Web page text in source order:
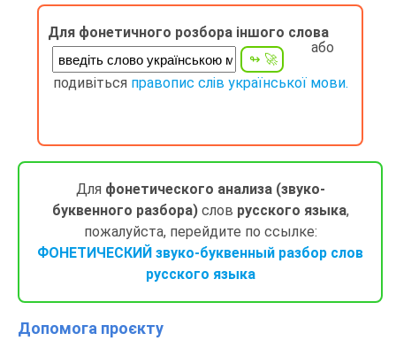
Для фонетичного розбора іншого слова
або
подивіться правопис слів української мови.
Для фонетического анализа (звуко-
буквенного разбора)слов русского языка,
пожалуйста, перейдите по ссылке:
ФОНЕТИЧЕСКИЙ звуко-буквенный разбор слов
русского языка
Допомога проєкту